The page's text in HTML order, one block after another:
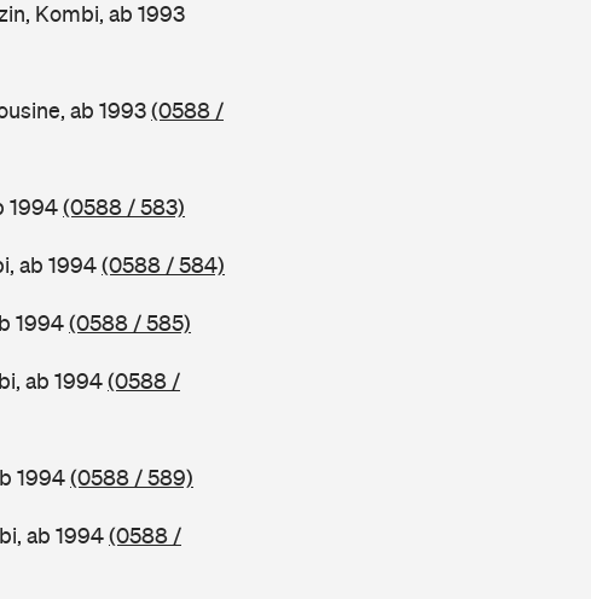
Kombi, ab 1993
ab 1993(0588 /
1994(0588 / 583)
ab 1994(0588 / 584)
1994(0588 / 585)
ab 1994(0588 /
1994(0588 / 589)
ab 1994(0588 /